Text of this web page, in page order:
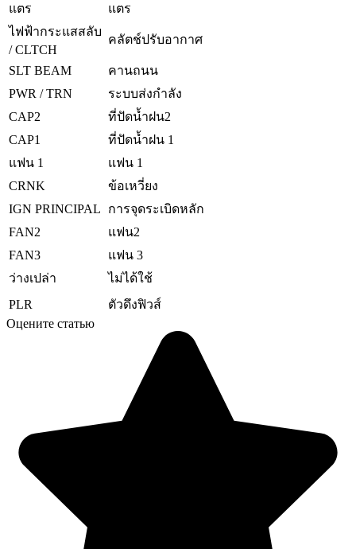
แตร
แตร
ไฟฟ้ากระแสสลับ
/ CLTCH
คลัตช์ปรับอากาศ
SLT BEAM
คานถนน
PWR / TRN
ระบบส่งกำลัง
CAP2
ที่ปัดน้ำฝน2
CAP1
ที่ปัดน้ำฝน 1
แฟน 1
แฟน 1
CRNK
ข้อเหวี่ยง
IGN PRINCIPAL
การจุดระเบิดหลัก
FAN2
แฟน2
FAN3
แฟน 3
ว่างเปล่า
ไม่ได้ใช้
PLR
ตัวดึงฟิวส์
Оцените статью